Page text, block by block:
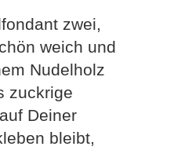
zwei,
weich und
Nudelholz
zuckrige
Deiner
bleibt,